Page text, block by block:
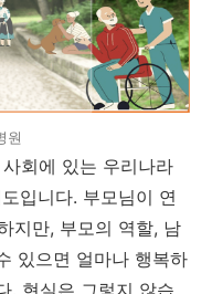
원
회에 있는 우리나라
입니다. 부모님이 연
지만, 부모의 역할, 남
있으면 얼마나 행복하
. 현실은 그렇지 않습